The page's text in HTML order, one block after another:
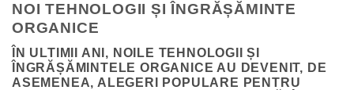
NOI TEHNOLOGII ȘI ÎNGRĂȘĂMINTE
ORGANICE
ÎN ULTIMII ANI, NOILE TEHNOLOGII ȘI
ÎNGRĂȘĂMINTELE ORGANICE AU DEVENIT, DE
ASEMENEA, ALEGERI POPULARE PENTRU